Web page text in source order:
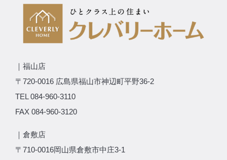
｜福山店
〒720-0016 広島県福山市神辺町平野36-2
TEL 084-960-3110
FAX 084-960-3120
｜倉敷店
〒710-0016岡山県倉敷市中庄3-1